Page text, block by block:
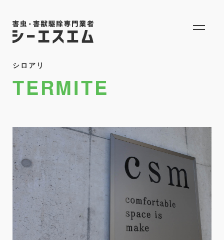
シロアリ
TERMITE